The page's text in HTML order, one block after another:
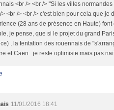
<br /> <br /> "Si les villes
> <br /> <br /> c'est bien pour cela que
(28 ans de présence en Haute)
je pense, que si le projet du grand
, la tentation des rouennais de
et Caen.. je reste optimiste mais pas
11/01/2016 18:41